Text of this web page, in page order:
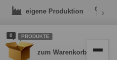
eigene Produktion ›
0 PRODUKTE
zum Warenkorb